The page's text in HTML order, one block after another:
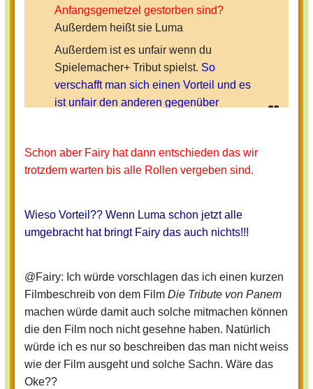
D8 : Textilien
D9: Getreide
D10: Viehzucht
D11: Landwirtschaft
Na, so langsam füllen sich die Rollen
ja!
@Daydreams
Schön! Magst du aber noch schreiben,
Anfangsgemetzel gestorben sind?
Außerdem heißt sie Luma
Außerdem ist es unfair wenn du
Spielemacher+ Tribut spielst. So
verschafft man sich einen Vorteil und es
ist unfair den anderen gegenüber
Schon aber Fairy hat dann entschieden das wir
trotzdem warten bis alle Rollen vergeben sind.
Wieso Vorteil?? Wenn Luma schon jetzt alle
umgebracht hat bringt Fairy das auch nichts!!!
@Fairy: Ich würde vorschlagen das ich einen kurzen
Filmbeschreib von dem Film Die Tribute von Panem
machen würde damit auch solche mitmachen können
die den Film noch nicht gesehne haben. Natürlich
würde ich es nur so beschreiben das man nicht weiss
wie der Film ausgeht und solche Sachn. Wäre das
Oke??